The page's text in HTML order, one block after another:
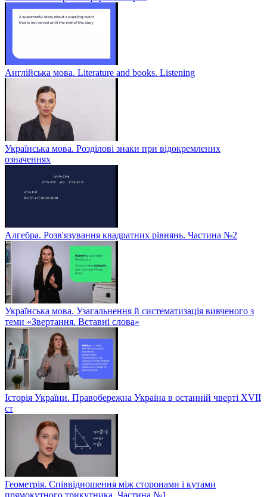
Англійська мова. Literature and books. Listening
Українська мова. Розділові знаки при відокремлених
означеннях
Алгебра. Розв'язування квадратних рівнянь. Частина №2
Українська мова. Узагальнення й систематизація вивченого з
теми «Звертання. Вставні слова»
Історія України. Правобережна Україна в останній чверті XVII
ст
Геометрія. Співвідношення між сторонами і кутами
прямокутного трикутника. Частина №1